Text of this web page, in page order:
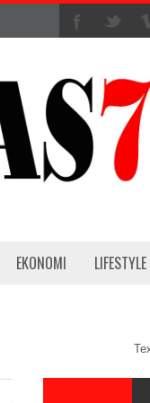
EKONOMI LIFESTYLE